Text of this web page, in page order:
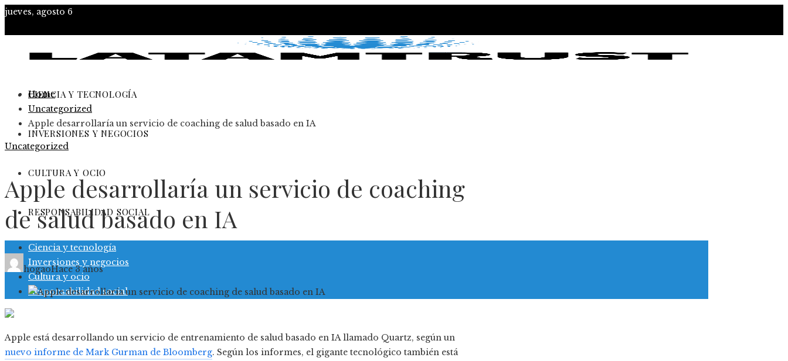
jueves, agosto 6
CIENCIA Y TECNOLOGÍA
INVERSIONES Y NEGOCIOS
CULTURA Y OCIO
RESPONSABILIDAD SOCIAL
Ciencia y tecnología
Inversiones y negocios
Cultura y ocio
Responsabilidad social
Home
Uncategorized
Apple desarrollaría un servicio de coaching de salud basado en IA
Uncategorized
Apple desarrollaría un servicio de coaching
de salud basado en IA
hogaoHace 3 años
Apple está desarrollando un servicio de entrenamiento de salud basado en IA llamado Quartz, según un
nuevo informe de Mark Gurman de Bloomberg. Según los informes, el gigante tecnológico también está